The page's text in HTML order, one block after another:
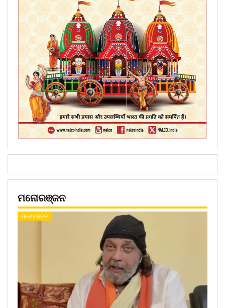
ମନୋରଞ୍ଜନ
ମନୋରଞ୍ଜନ